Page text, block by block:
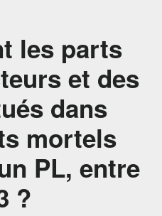
les parts
et des
dans
mortels
PL, entre
?